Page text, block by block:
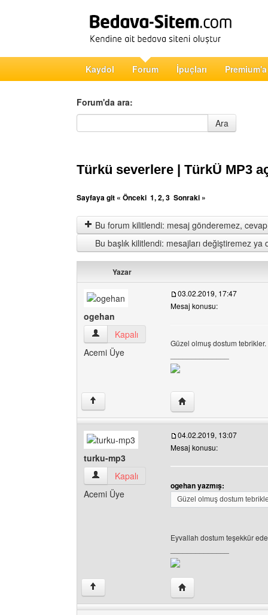
Kaydol Forum İpuçları
Forum'da ara:
Forum'da ara
Ara
Türkü severlere | TürkÜ MP3
Sayfaya git « Önceki 1,2,3 Sonraki »
Bu forum kilitlendi: mesaj gönderemez,
Bu başlık kilitlendi: mesajları değiştiremez ya
Yazar
ogehan
ogehan Kullanıcının profilini görüntüle
Kapalı
Acemi Üye
03.02.2019, 17:47
Mesaj konusu:
Güzel olmuş dostum tebrikler.
↑ Yazarın web sitesini
turku-mp3
turku-mp3 Kullanıcının profilini görüntüle
Kapalı
Acemi Üye
04.02.2019, 13:07
Mesaj konusu:
ogehan yazmış:
Güzel olmuş dostum
Eyvallah dostum teşekkür
↑ Yazarın web sitesini